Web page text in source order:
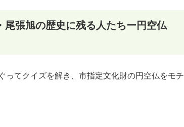
張旭の歴史に残る人たちー円空仏
ってクイズを解き、市指定文化財の円空仏をモチ